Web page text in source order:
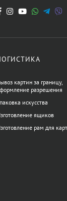
картин за границу,
разрешения
искусства
ящиков
рам для